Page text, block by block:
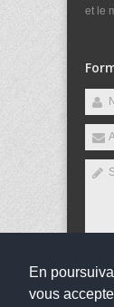
En
vous
et le